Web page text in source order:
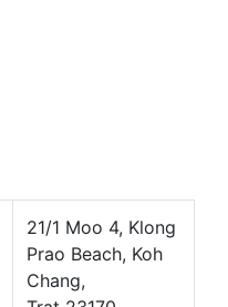
21/1 Moo 4, Klong
Prao Beach, Koh
Chang,